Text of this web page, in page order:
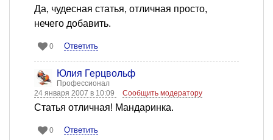
Да, чудесная статья, отличная просто,
нечего добавить.
0 Ответить
Юлия Герцвольф
Профессионал
24 января 2007 в 10:09
Сообщить модератору
Статья отличная! Мандаринка.
0 Ответить